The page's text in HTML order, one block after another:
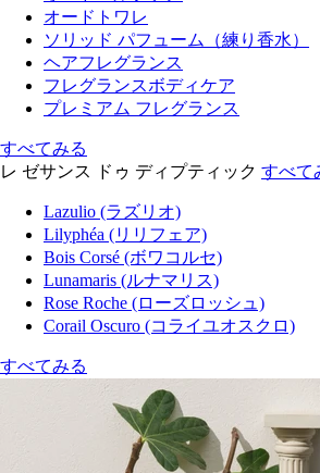
オードトワレ
ソリッド パフューム（練り香水）
ヘアフレグランス
フレグランスボディケア
プレミアム フレグランス
すべてみる
レ ゼサンス ドゥ ディプティック すべて
Lazulio (ラズリオ)
Lilyphéa (リリフェア)
Bois Corsé (ボワコルセ)
Lunamaris (ルナマリス)
Rose Roche (ローズロッシュ)
Corail Oscuro (コライユオスクロ)
すべてみる